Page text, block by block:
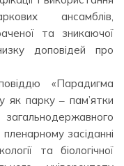
ансамблів,
та зникаючої
доповідей про
«Парадигма
як парку ‒ пам’ятки
засіданні
та біологічної